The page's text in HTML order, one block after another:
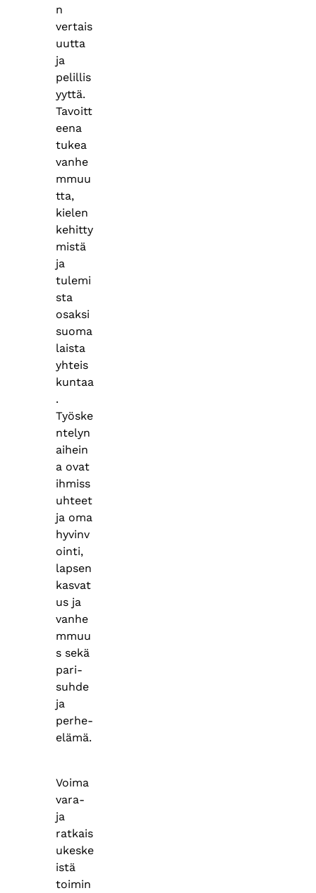
n
vertais
uutta
ja
pelillis
yyttä.
Tavoitt
eena
tukea
vanhe
mmuu
tta,
kielen
kehitty
mistä
ja
tulemi
sta
osaksi
suoma
laista
yhteis
kuntaa
.
Työske
ntelyn
aihein
a ovat
ihmiss
uhteet
ja oma
hyvinv
ointi,
lapsen
kasvat
us ja
vanhe
mmuu
s sekä
pari-
suhde
ja
perhe-
elämä.
Voima
vara-
ja
ratkais
ukeske
istä
toimin